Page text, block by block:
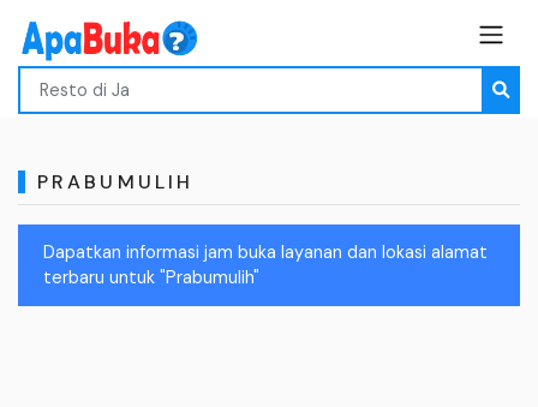
PRABUMULIH
Dapatkan informasi jam buka layanan dan lokasi alamat
terbaru untuk "Prabumulih"